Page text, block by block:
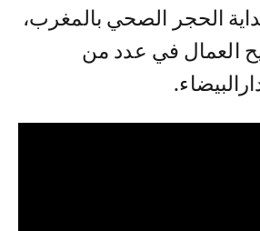
الحجر الصحي بالمغرب،
العمال في عدد من